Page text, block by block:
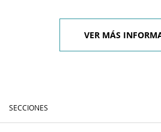
VER MÁS
SECCIONES